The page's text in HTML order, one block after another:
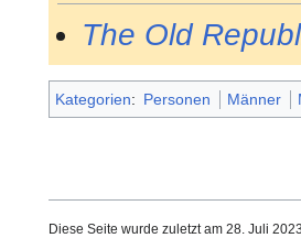
The Old
Kategorien: Personen Männer
Diese Seite wurde zuletzt am 28. Juli